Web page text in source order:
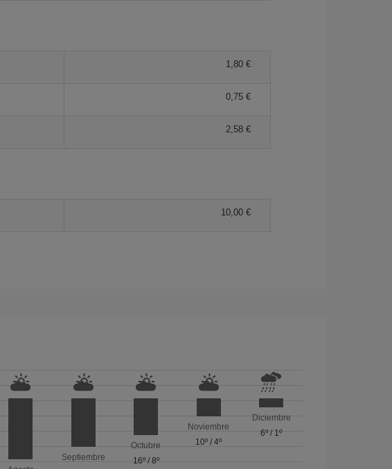
1,80 €
0,75 €
2,58 €
10,00 €
Septiembre
Octubre
16º/ 8º
Noviembre
10º /4º
Diciembre
6º/ 1º